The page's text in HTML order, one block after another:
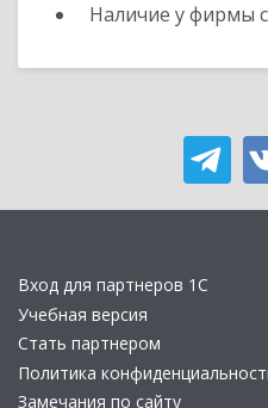
Наличие у фирмы
Вход для партнеров 1С
Учебная версия
Стать партнером
Политика
Замечания по сайту